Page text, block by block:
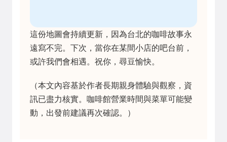
這份地圖會持續更新，因為台北的咖啡故事永
遠寫不完。下次，當你在某間小店的吧台前，
或許我們會相遇。祝你，尋豆愉快。
（本文內容基於作者長期親身體驗與觀察，資
訊已盡力核實。咖啡館營業時間與菜單可能變
動，出發前建議再次確認。）